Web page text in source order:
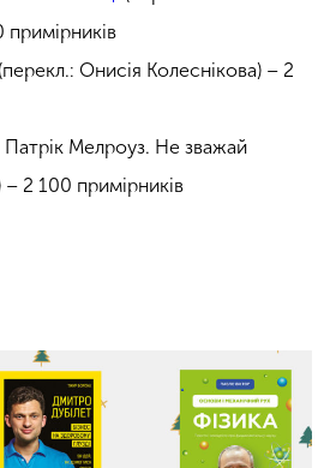
(перекл.: Онисія Колеснікова) – 2
Мелроуз. Не зважай
– 2 100 примірників